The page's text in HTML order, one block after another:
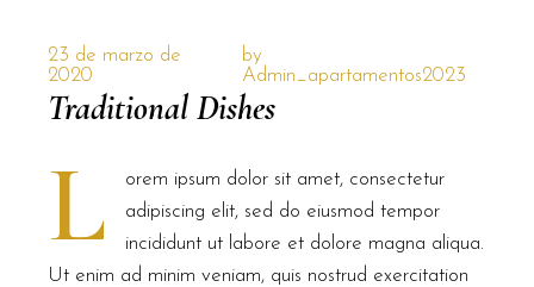
23 de marzo de
2020
by
Admin_apartamentos2023
Traditional Dishes
L
orem ipsum dolor sit amet, consectetur
adipiscing elit, sed do eiusmod tempor
incididunt ut labore et dolore magna aliqua.
Ut enim ad minim veniam, quis nostrud exercitation